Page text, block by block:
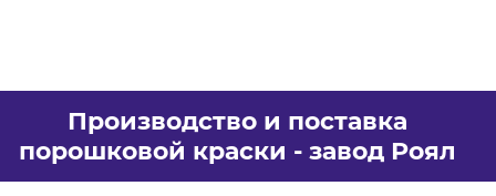
Производство и поставка
порошковой краски - завод Роял